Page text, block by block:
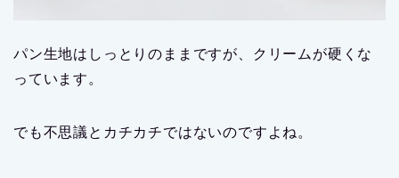
パン生地はしっとりのままですが、クリームが硬くな
っています。
でも不思議とカチカチではないのですよね。